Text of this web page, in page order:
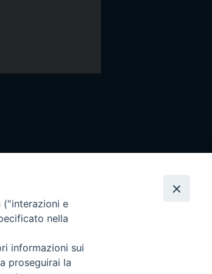
("interazioni e
nella
informazioni sui
proseguirai la